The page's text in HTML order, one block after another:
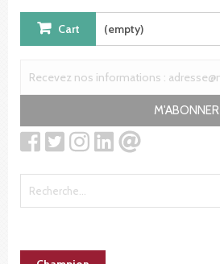
Cart (empty)
M'ABONNER